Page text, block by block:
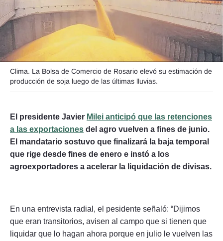
Clima. La Bolsa de Comercio de Rosario elevó su estimación de
producción de soja luego de las últimas lluvias.
El presidente Javier Milei anticipó que las retenciones
a las exportaciones del agro vuelven a fines de junio.
El mandatario sostuvo que finalizará la baja temporal
que rige desde fines de enero e instó a los
agroexportadores a acelerar la liquidación de divisas.
En una entrevista radial, el pesidente señaló: “Dijimos
que eran transitorios, avisen al campo que si tienen que
liquidar que lo hagan ahora porque en julio le vuelven las